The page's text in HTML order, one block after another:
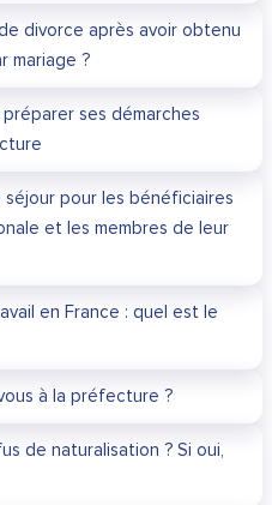
divorce après avoir obtenu
mariage ?
ses démarches
pour les bénéficiaires
et les membres de leur
en France : quel est le
à la préfecture ?
de naturalisation ? Si oui,